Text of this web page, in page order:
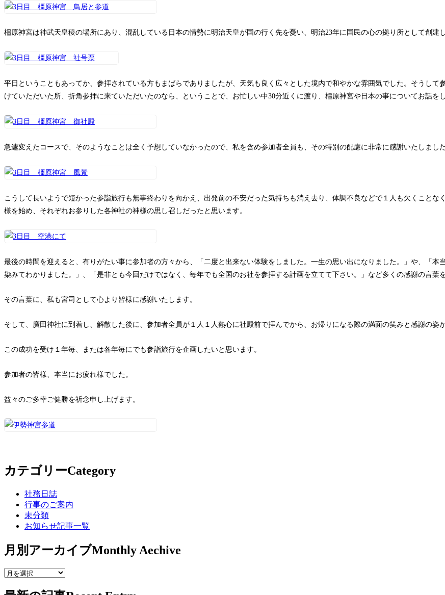
橿原神宮は神武天皇稜の場所にあり、混乱している日本の情勢に明治天皇が国の行く先を憂い、明治23年に国民の心の拠り所として創建し
平日ということもあってか、参拝されている方もまばらでありましたが、天気も良く広々とした境内で和やかな雰囲気でした。そうし
けていただいた所、折角参拝に来ていただいたのなら、ということで、お忙しい中30分近くに渡り、橿原神宮や日本の事についてお話を
急遽変えたコースで、そのようなことは全く予想していなかったので、私を含め参加者全員も、その特別の配慮に非常に感謝いたしました
こうして長いようで短かった参詣旅行も無事終わりを向かえ、出発前の不安だった気持ちも消え去り、体調不良などで１人も欠くこと
様を始め、それぞれお参りした各神社の神様の思し召しだったと思います。
最後の時間を迎えると、有りがたい事に参加者の方々から、「二度と出来ない体験をしました。一生の思い出になりました。」や、「
染みてわかりました。」、「是非とも今回だけではなく、毎年でも全国のお社を参拝する計画を立てて下さい。」など多くの感謝の言葉
その言葉に、私も宮司として心より皆様に感謝いたします。
そして、廣田神社に到着し、解散した後に、参加者全員が１人１人熱心に社殿前で拝んでから、お帰りになる際の満面の笑みと感謝の姿
この成功を受け１年毎、または各年毎にでも参詣旅行を企画したいと思います。
参加者の皆様、本当にお疲れ様でした。
益々のご多幸ご健勝を祈念申し上げます。
カテゴリーCategory
社務日誌
行事のご案内
未分類
お知らせ記事一覧
月別アーカイブMonthly Aechive